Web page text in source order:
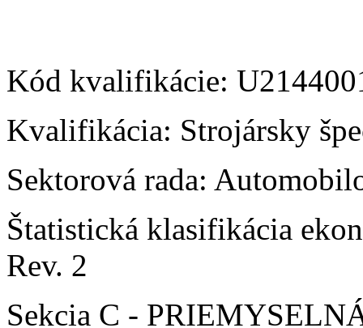
Kód kvalifikácie:
Kvalifikácia: Strojársky
Sektorová rada:
Štatistická klasifikácia
Rev. 2
Sekcia C -